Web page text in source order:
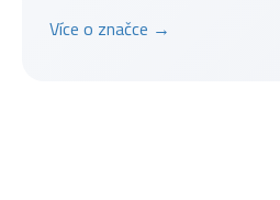
Více o značce →